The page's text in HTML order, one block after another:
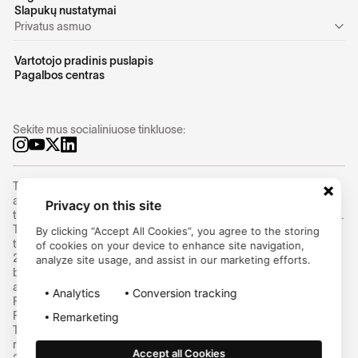
Slapukų nustatymai
Privatus asmuo
Vartotojo pradinis puslapis
Pagalbos centras
Sekite mus socialiniuose tinkluose:
Trustly Group AB (corporate identity number
) is an
authorized Swedish payment institution under the supervision of
the Swedish Financial Supervisory Authority (Finansinspektionen).
Trustly Group AB conducts payment services in accordance with
the Swedish Payment Services Act (2010:751) and Directive (EU)
2015/2366 on payment services (PSD2) and can provide cross-
border payment services within the EU/EEA. Trustly UK Limited is
an Authorised Payment Institution and is regulated by the UK
Financial Conduct Authority (FCA) under the Payment Services
Regulations 2017 (Firm Reference Number: 1005703). Ecospend
Technologies Limited is an Authorised Payment Institution and is
regulated by the FCA under the Payment Services Regulations
Privacy on this site
By clicking “Accept All Cookies”, you agree to the storing
of cookies on your device to enhance site navigation,
analyze site usage, and assist in our marketing efforts.
Analytics
Conversion tracking
Remarketing
Accept all Cookies